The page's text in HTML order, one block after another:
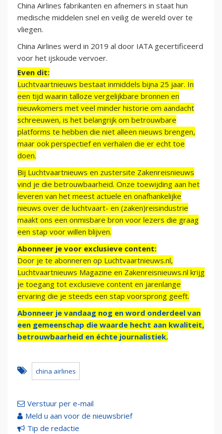
China Airlines fabrikanten en afnemers in staat hun
medische middelen snel en veilig de wereld over te
vliegen.
China Airlines werd in 2019 al door IATA gecertificeerd
voor het ijskoude vervoer.
Even dit:
Luchtvaartnieuws bestaat inmiddels bijna 25 jaar. In
een tijd waarin talloze vergelijkbare bronnen en
nieuwkomers met veel minder historie om aandacht
schreeuwen, is het belangrijk om betrouwbare
platforms te hebben die niet alleen nieuws brengen,
maar ook perspectief en verhalen die er echt toe
doen.
Bij Luchtvaartnieuws en zustersite Zakenreisnieuws
vind je die betrouwbaarheid. Onze toewijding aan het
leveren van het meest actuele en onafhankelijke
nieuws over de luchtvaart- en (zaken)reisindustrie
maakt ons een onmisbare bron voor lezers die graag
een stap voor willen blijven.
Abonneer je voor exclusieve content:
Door je te abonneren op Luchtvaartnieuws.nl,
Luchtvaartnieuws Magazine en Zakenreisnieuws.nl krijg
je toegang tot exclusieve content en jarenlange
ervaring die je steeds een stap voorsprong geeft.
Abonneer je vandaag nog en word onderdeel van
een gemeenschap die waarde hecht aan kwaliteit,
betrouwbaarheid en échte journalistiek.
china airlines
Verstuur per e-mail
Meld u aan voor de nieuwsbrief
Tip de redactie